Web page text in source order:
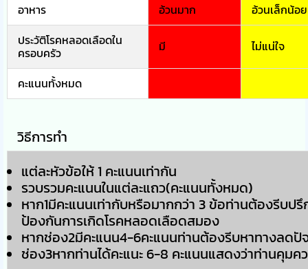
อาหาร
อ้วนมาก
อ้วนเล็กน้อย
ประวัติโรคหลอดเลือดใน
ครอบครัว มี ไม่แน่ใจ
คะแนนทั้งหมด
วิธีการทำ
แต่ละหัวข้อให้ 1 คะแนนเท่ากัน
รวบรวมคะแนนในแต่ละแถว(คะแนนทั้งหมด)
หาก1มีคะแนนเท่ากับหรือมากกว่า 3 ข้อท่านต้องรีบป
ป้องกันการเกิดโรคหลอดเลือดสมอง
หากช่อง2มีคะแนน4-6คะแนนท่านต้องรีบหาทางลดปั
ช่อง3หากท่านได้คะแนะ 6-8 คะแนนแสดงว่าท่านคุมค